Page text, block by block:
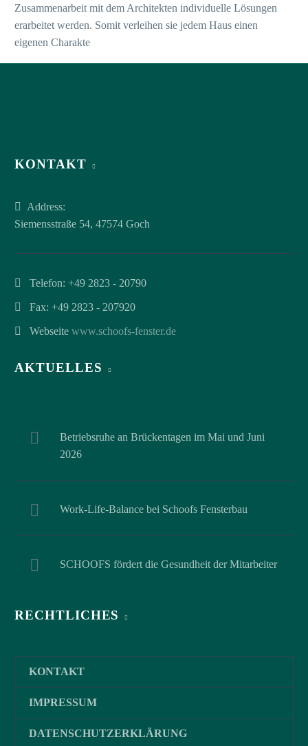
Zusammenarbeit mit dem Architekten individuelle Lösungen
erarbeitet werden. Somit verleihen sie jedem Haus einen
eigenen Charakte
KONTAKT
Address:
Siemensstraße 54, 47574 Goch
Telefon: +49 2823 - 20790
Fax: +49 2823 - 207920
Webseite www.schoofs-fenster.de
AKTUELLES
Betriebsruhe an Brückentagen im Mai und Juni
2026
Work-Life-Balance bei Schoofs Fensterbau
SCHOOFS fördert die Gesundheit der Mitarbeiter
RECHTLICHES
KONTAKT
IMPRESSUM
DATENSCHUTZERKLÄRUNG